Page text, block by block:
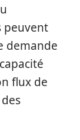
peuvent
demande
flux de